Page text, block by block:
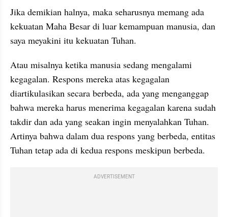
Jika demikian halnya, maka seharusnya memang ada
kekuatan Maha Besar di luar kemampuan manusia, dan
saya meyakini itu kekuatan Tuhan.
Atau misalnya ketika manusia sedang mengalami
kegagalan. Respons mereka atas kegagalan
diartikulasikan secara berbeda, ada yang menganggap
bahwa mereka harus menerima kegagalan karena sudah
takdir dan ada yang seakan ingin menyalahkan Tuhan.
Artinya bahwa dalam dua respons yang berbeda, entitas
Tuhan tetap ada di kedua respons meskipun berbeda.
ADVERTISEMENT